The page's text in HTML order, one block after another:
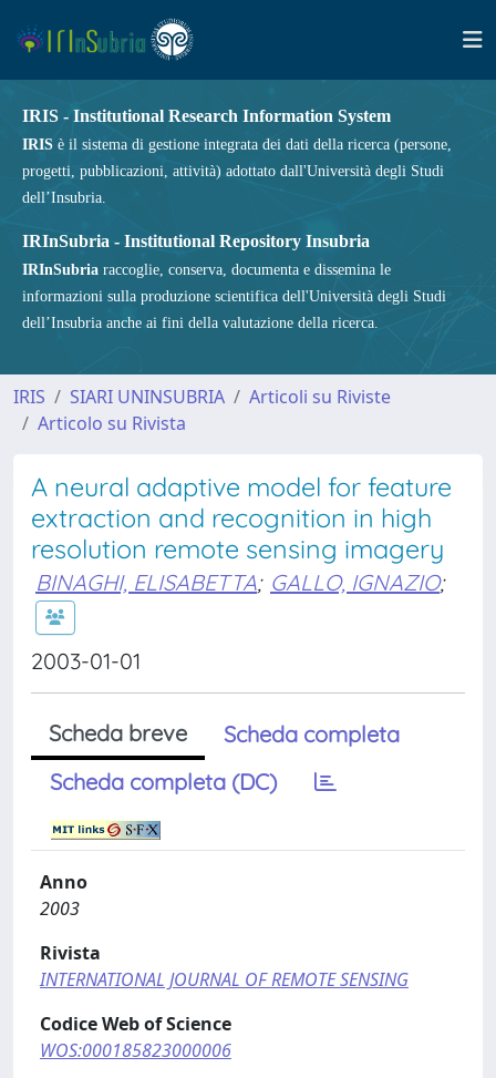
IRIS - Institutional Research Information System
IRIS è il sistema di gestione integrata dei dati della ricerca (persone,
progetti, pubblicazioni, attività) adottato dall'Università degli Studi
dell’Insubria.
IRInSubria - Institutional Repository Insubria
IRInSubria raccoglie, conserva, documenta e dissemina le
informazioni sulla produzione scientifica dell'Università degli Studi
dell’Insubria anche ai fini della valutazione della ricerca.
IRIS SIARI UNINSUBRIA
Articoli su Riviste
Articolo su Rivista
A neural adaptive model for feature
extraction and recognition in high
resolution remote sensing imagery
BINAGHI, ELISABETTA; GALLO, IGNAZIO;
2003-01-01
Scheda breve
Scheda completa
Scheda completa (DC)
Anno
2003
Rivista
INTERNATIONAL JOURNAL OF REMOTE SENSING
Codice Web of Science
WOS:000185823000006